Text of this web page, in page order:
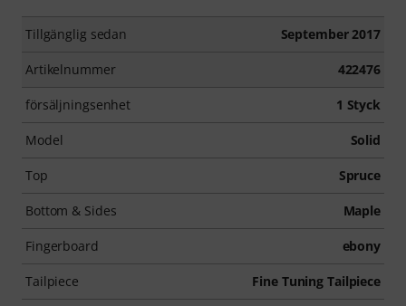
Tillgänglig sedan September 2017
Artikelnummer 422476
försäljningsenhet 1 Styck
Model Solid
Top Spruce
Bottom & Sides Maple
Fingerboard ebony
Tailpiece Fine Tuning Tailpiece